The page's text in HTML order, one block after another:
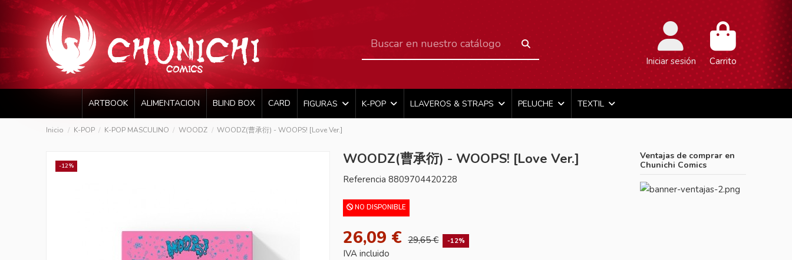
Iniciar sesión Carrito
ARTBOOK ALIMENTACION BLIND BOX CARD FIGURAS K-POP LLAVEROS & STRAPS PELUCHE TEXTIL
Inicio K-POP K-POP MASCULINO WOODZ WOODZ(曹承衍) - WOOPS! [Love Ver.]
-12% WOODZ(曹承衍) - WOOPS! [Love Ver.]
Referencia 8809704420228
NO DISPONIBLE
26,09 € 29,65 € -12%
IVA incluido
Ventajas de comprar en
Chunichi Comics